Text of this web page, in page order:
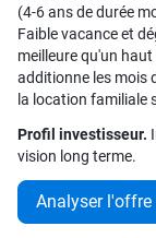
(4-6 ans de durée
Faible vacance et
meilleure qu'un
additionne les mois
la location familiale
Profil investisseur.
vision long terme.
Analyser